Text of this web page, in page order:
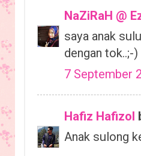
NaZiRaH @
saya anak
dengan tok..;-)
7 September
Hafiz Hafizol
Anak sulong